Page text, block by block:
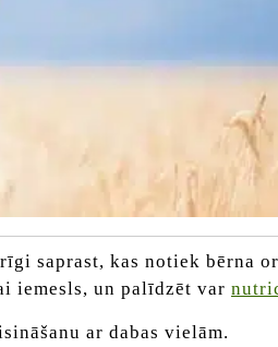
saprast, kas notiek bērna
iemesls, un palīdzēt var
ar dabas vielām.